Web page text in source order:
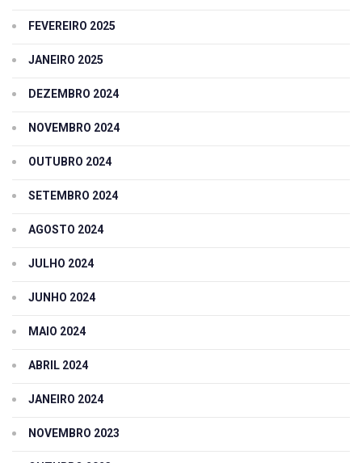
FEVEREIRO 2025
JANEIRO 2025
DEZEMBRO 2024
NOVEMBRO 2024
OUTUBRO 2024
SETEMBRO 2024
AGOSTO 2024
JULHO 2024
JUNHO 2024
MAIO 2024
ABRIL 2024
JANEIRO 2024
NOVEMBRO 2023